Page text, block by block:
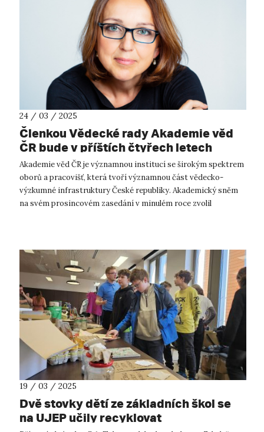
24 / 03 / 2025
Členkou Vědecké rady Akademie věd
ČR bude v příštích čtyřech letech
emeritní děkanka FF UJEP prof.
Michaela Hrubá
Akademie věd ČR je významnou institucí se širokým spektrem
oborů a pracovišť, která tvoří významnou část vědecko-
výzkumné infrastruktury České republiky. Akademický sněm
na svém prosincovém zasedání v minulém roce zvolil
19 / 03 / 2025
Dvě stovky dětí ze základních škol se
na UJEP učily recyklovat